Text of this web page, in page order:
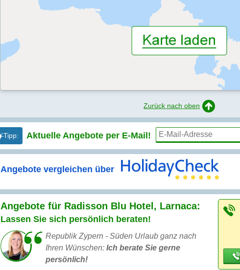
Zurück nach oben
Tipp: Aktuelle Angebote per E-Mail!
Angebote vergleichen über
Angebote für Radisson Blu Hotel, Larnaca:
Lassen Sie sich persönlich beraten!
Republik Zypern - Süden Urlaub ganz nach
Ihren Wünschen: Ich berate Sie gerne
persönlich!